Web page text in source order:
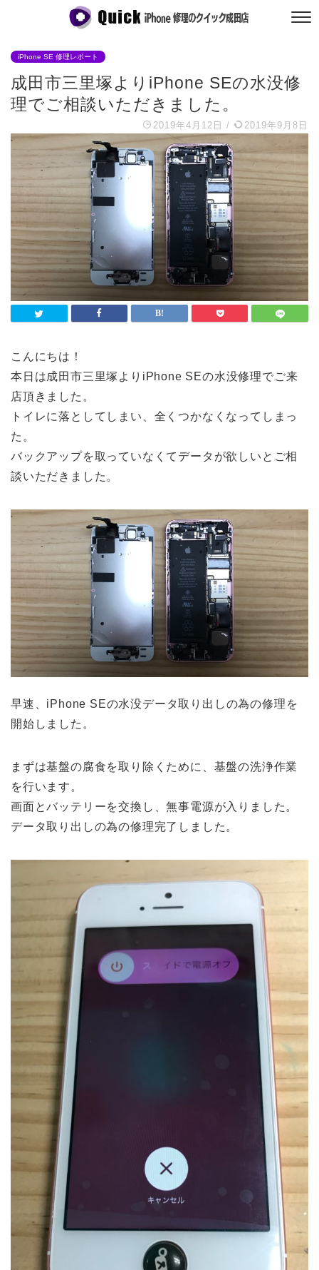
iPhone SE 修理レポート
成田市三里塚よりiPhone SEの水没修
理でご相談いただきました。
2019年4月12日 / 2019年9月8日
こんにちは！
本日は成田市三里塚よりiPhone SEの水没修理でご来
店頂きました。
トイレに落としてしまい、全くつかなくなってしまっ
た。
バックアップを取っていなくてデータが欲しいとご相
談いただきました。
早速、iPhone SEの水没データ取り出しの為の修理を
開始しました。
まずは基盤の腐食を取り除くために、基盤の洗浄作業
を行います。
画面とバッテリーを交換し、無事電源が入りました。
データ取り出しの為の修理完了しました。